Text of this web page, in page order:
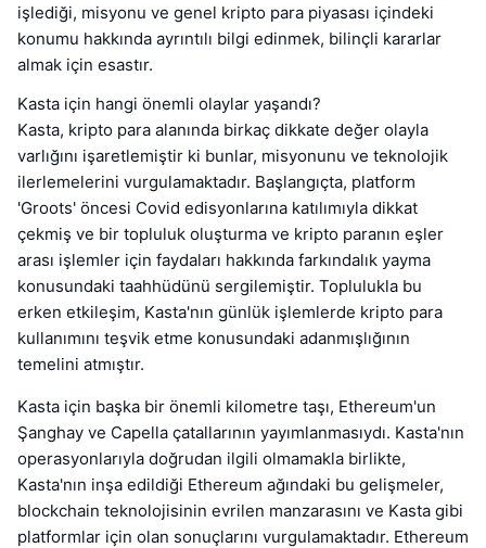
işlediği, misyonu ve genel kripto para piyasası içindeki
konumu hakkında ayrıntılı bilgi edinmek, bilinçli kararlar
almak için esastır.
Kasta için hangi önemli olaylar yaşandı?
Kasta, kripto para alanında birkaç dikkate değer olayla
varlığını işaretlemiştir ki bunlar, misyonunu ve teknolojik
ilerlemelerini vurgulamaktadır. Başlangıçta, platform
'Groots' öncesi Covid edisyonlarına katılımıyla dikkat
çekmiş ve bir topluluk oluşturma ve kripto paranın eşler
arası işlemler için faydaları hakkında farkındalık yayma
konusundaki taahhüdünü sergilemiştir. Toplulukla bu
erken etkileşim, Kasta'nın günlük işlemlerde kripto para
kullanımını teşvik etme konusundaki adanmışlığının
temelini atmıştır.
Kasta için başka bir önemli kilometre taşı, Ethereum'un
Şanghay ve Capella çatallarının yayımlanmasıydı. Kasta'nın
operasyonlarıyla doğrudan ilgili olmamakla birlikte,
Kasta'nın inşa edildiği Ethereum ağındaki bu gelişmeler,
blockchain teknolojisinin evrilen manzarasını ve Kasta gibi
platformlar için olan sonuçlarını vurgulamaktadır. Ethereum